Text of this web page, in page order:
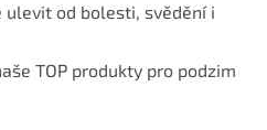
ulevit od bolesti, svědění i
TOP produkty pro podzim